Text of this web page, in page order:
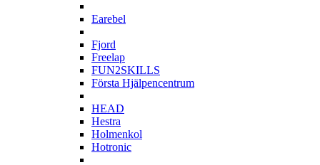
Earebel
Fjord
Freelap
FUN2SKILLS
Första Hjälpencentrum
HEAD
Hestra
Holmenkol
Hotronic